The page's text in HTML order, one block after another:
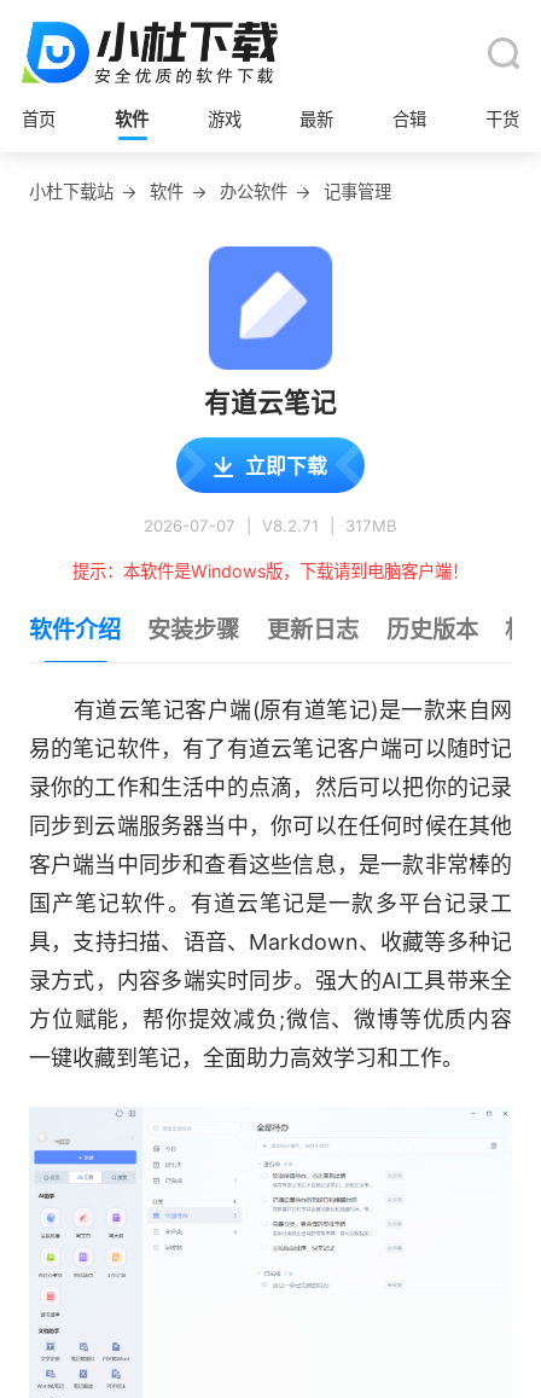
首页 软件 游戏 最新 合辑 干货
小杜下载站 → 软件 → 办公软件 → 记事管理
有道云笔记
立即下载
2026-07-07 V8.2.71 317MB
提示：本软件是Windows版，下载请到电脑客户端！
软件介绍 安装步骤 更新日志 历史版本 相
有道云笔记客户端(原有道笔记)是一款来自网
易的笔记软件，有了有道云笔记客户端可以随时记
录你的工作和生活中的点滴，然后可以把你的记录
同步到云端服务器当中，你可以在任何时候在其他
客户端当中同步和查看这些信息，是一款非常棒的
国产笔记软件。有道云笔记是一款多平台记录工
具，支持扫描、语音、Markdown、收藏等多种记
录方式，内容多端实时同步。强大的AI工具带来全
方位赋能，帮你提效减负;微信、微博等优质内容
一键收藏到笔记，全面助力高效学习和工作。